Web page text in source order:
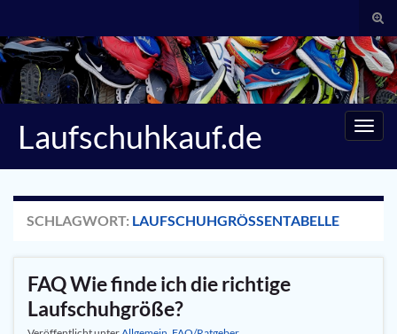
Search for:
Laufschuhkauf.de
SCHLAGWORT: LAUFSCHUHGRÖSSENTABELLE
FAQ Wie finde ich die richtige
Laufschuhgröße?